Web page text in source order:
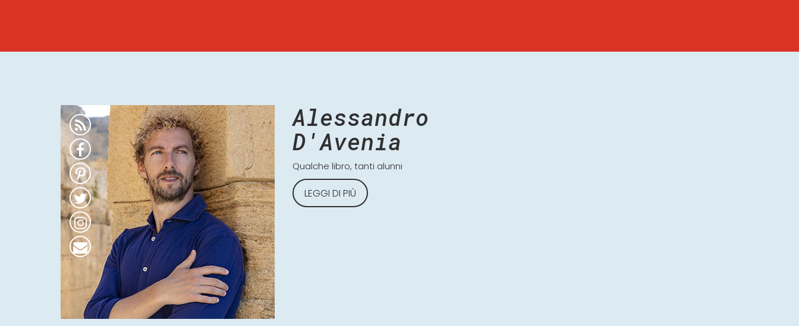
Alessandro
D'Avenia
Qualche libro, tanti alunni
LEGGI DI PIÙ